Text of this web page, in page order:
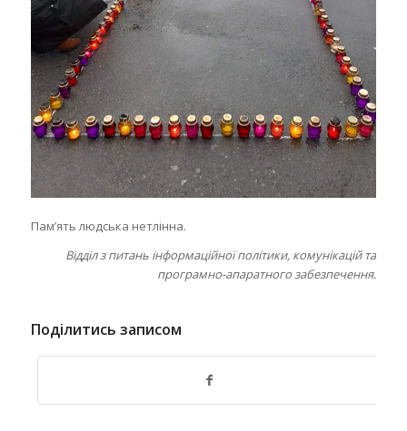
Пам’ять людська нетлінна.
Відділ з питань інформаційної політики, комунікацій та
програмно-апаратного забезпечення.
Поділитись записом